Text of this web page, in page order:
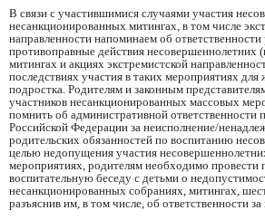
В связи с участившимися случаями участия
несанкционированных митингах, в том числе
направленности напоминаем об ответственности
противоправные действия несовершеннолетних
митингах и акциях экстремистской
последствиях участия в таких мероприятиях для
подростка. Родителям и законным
участников несанкционированных массовых
помнить об административной ответственности
Российской Федерации за неисполнение/
родительских обязанностей по воспитанию
целью недопущения участия
мероприятиях, родителям необходимо провести
воспитательную беседу с детьми о
несанкционированных собраниях, митингах,
разъяснив им, в том числе, об ответственности